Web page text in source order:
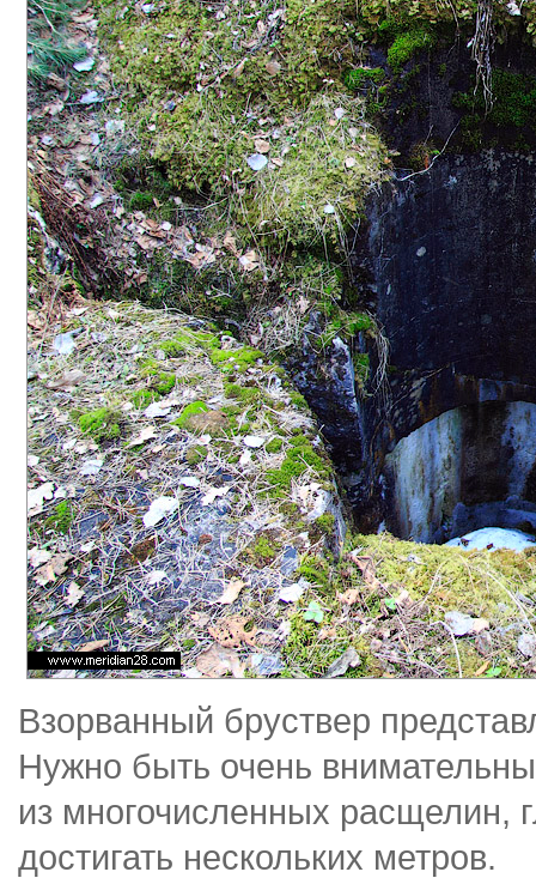
Взорванный бруствер
Нужно быть очень
из многочисленных расщелин,
достигать нескольких метров.